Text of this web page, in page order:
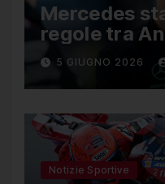
Mercedes
regole tra
5 GIUGNO 2026
Notizie Sportive